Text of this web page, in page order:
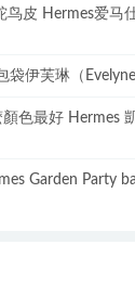
皮 Hermes爱马
袋伊芙琳（
色最好 Hermes
Garden Party